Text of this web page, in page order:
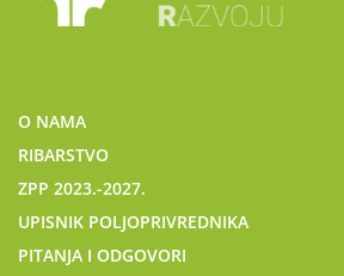
O NAMA
RIBARSTVO
ZPP 2023.-2027.
UPISNIK POLJOPRIVREDNIKA
PITANJA I ODGOVORI